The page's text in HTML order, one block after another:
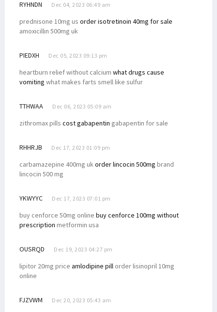
RYHNDN Dec 04, 2023 06:49 am
prednisone 10mg us order isotretinoin 40mg for sale
amoxicillin 500mg uk
PIEDXH Dec 05, 2023 09:13 pm
heartburn relief without calcium what drugs cause
vomiting what makes farts smell like sulfur
TTHWAA Dec 06, 2023 05:09 am
zithromax pills cost gabapentin gabapentin for sale
RHHRJB Dec 17, 2023 01:09 pm
carbamazepine 400mg ukorder lincocin 500mg brand
lincocin 500 mg
YKWYYC Dec 17, 2023 07:01 pm
buy cenforce 50mg online buy cenforce 100mg without
prescription metformin usa
OUSRQD Dec 19, 2023 04:27 pm
lipitor 20mg price amlodipine pill order lisinopril 10mg
online
FJZVWM Dec 20, 2023 05:43 am